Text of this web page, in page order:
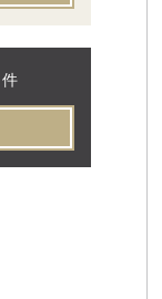
件